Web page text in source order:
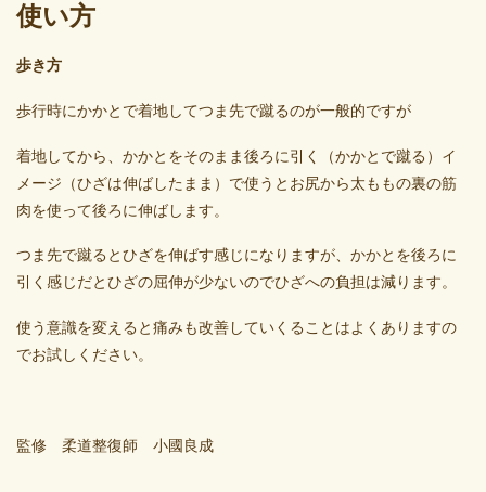
使い方
歩き方
歩行時にかかとで着地してつま先で蹴るのが一般的ですが
着地してから、かかとをそのまま後ろに引く（かかとで蹴る）イ
メージ（ひざは伸ばしたまま）で使うとお尻から太ももの裏の筋
肉を使って後ろに伸ばします。
つま先で蹴るとひざを伸ばす感じになりますが、かかとを後ろに
引く感じだとひざの屈伸が少ないのでひざへの負担は減ります。
使う意識を変えると痛みも改善していくることはよくありますの
でお試しください。
監修 柔道整復師 小國良成